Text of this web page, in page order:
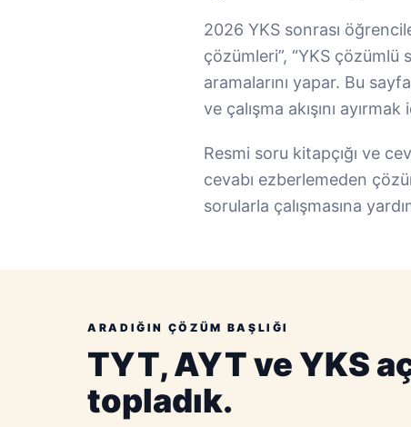
2026 YKS sonrası
çözümleri”, “YKS çözümlü
aramalarını yapar. Bu
ve çalışma akışını ayırmak
Resmi soru kitapçığı ve
cevabı ezberlemeden
sorularla çalışmasına
ARADIĞIN ÇÖZÜM BAŞLIĞI
TYT, AYT ve YKS
topladık.